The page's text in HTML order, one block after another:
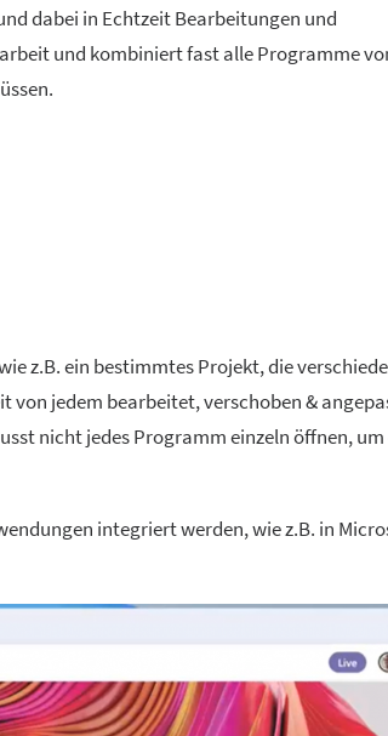
dabei in Echtzeit Bearbeitungen und
und kombiniert fast alle Programme
z.B. ein bestimmtes Projekt, die
von jedem bearbeitet, verschoben &
nicht jedes Programm einzeln öffnen,
integriert werden, wie z.B. in